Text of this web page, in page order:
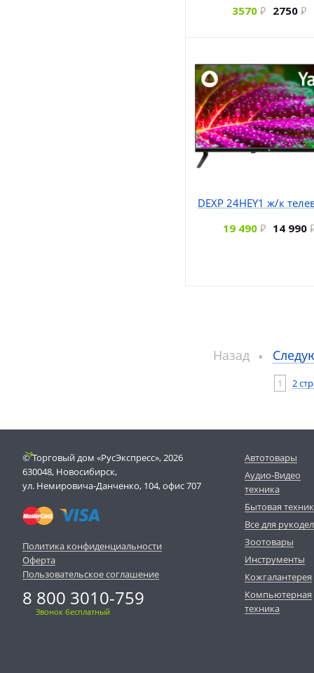
3570 2750
DEXP 24HEY1 ж/к
19 490
14 990
Назад
1 2
© Торговый дом «РусЭкспресс», 2026
630048, Новосибирск,
ул. Немировича-Данченко, 104, офис 707
Политика конфиденциальности
Оферта
Пользовательское соглашение
8 800 3010-759
Звонок бесплатный
Автотовары
Аудио-Видео
техника
Бытовая
Все для
Зоотовары
Инструменты
Кожгалантерея
Компьютерная
техника